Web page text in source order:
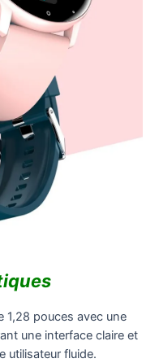
1,28 pouces avec une
une interface claire et
utilisateur fluide.